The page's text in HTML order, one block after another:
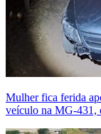
Mulher fica ferida
veículo na MG-431,